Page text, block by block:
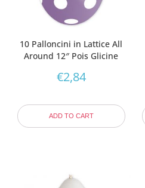
10 Palloncini in Lattice All
Around 12″ Pois Glicine
€2,84
ADD TO CART